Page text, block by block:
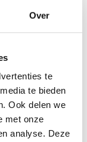
Over
te
te bieden
Ook delen we
met onze
analyse. Deze
cultuur
rol
gevormd
dat moet je
te kunnen